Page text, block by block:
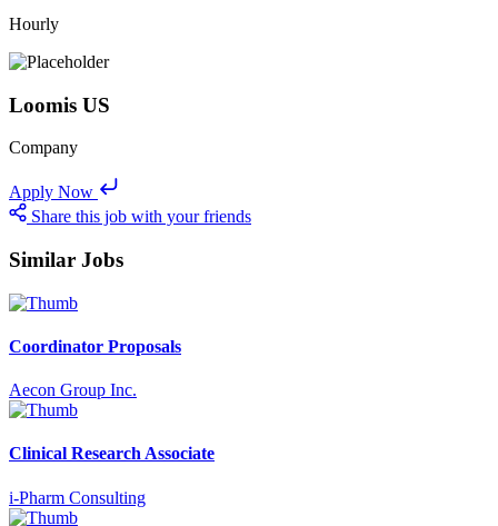
Hourly
Loomis US
Company
Apply Now
Share this job with your friends
Similar Jobs
Coordinator Proposals
Aecon Group Inc.
Clinical Research Associate
i-Pharm Consulting